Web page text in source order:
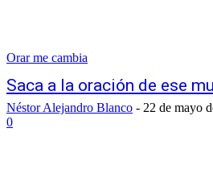
Orar me cambia
Saca a la oración de ese
Néstor Alejandro Blanco - 22 de mayo
0